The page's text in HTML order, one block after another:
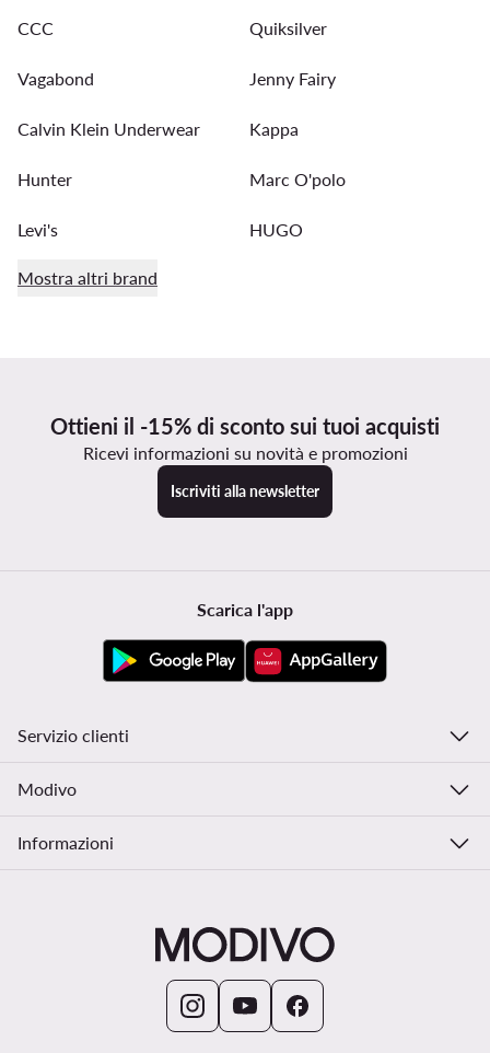
CCC Quiksilver
Vagabond Jenny Fairy
Calvin Klein Underwear Kappa
Hunter Marc O'polo
Levi's HUGO
Mostra altri brand
Ottieni il -15% di sconto sui tuoi acquisti
Ricevi informazioni su novità e promozioni
Iscriviti alla newsletter
Scarica l'app
Servizio clienti
Modivo
Informazioni